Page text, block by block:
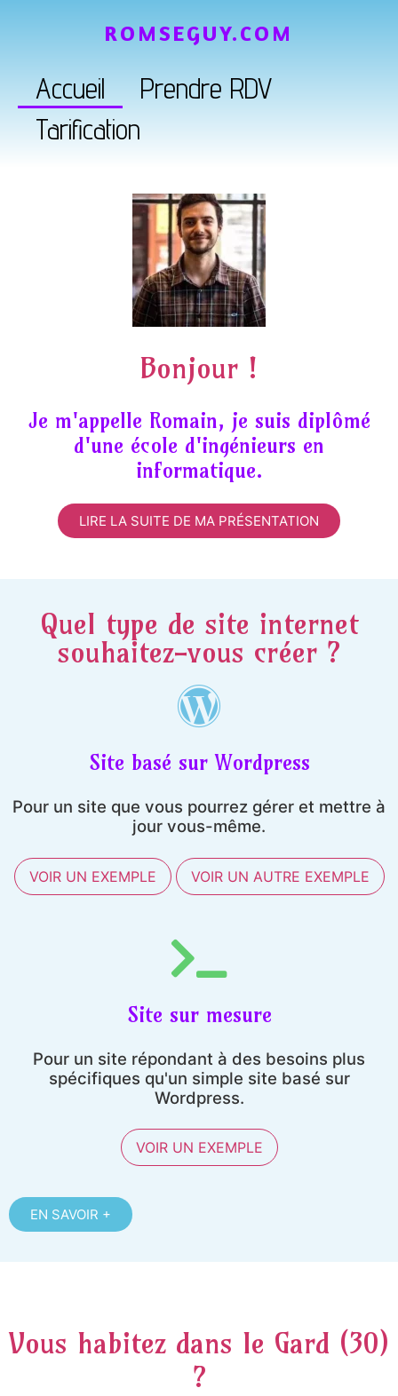
Accueil
Prendre RDV
Tarification
ROMSEGUY.COM
Bonjour !
Je m'appelle Romain, je suis diplômé
d'une école d'ingénieurs en
informatique.
LIRE LA SUITE DE MA PRÉSENTATION
Quel type de site internet
souhaitez-vous créer ?
Site basé sur Wordpress
Pour un site que vous pourrez gérer et mettre à
jour vous-même.
VOIR UN EXEMPLE VOIR UN AUTRE EXEMPLE
Site sur mesure
Pour un site répondant à des besoins plus
spécifiques qu'un simple site basé sur
Wordpress.
VOIR UN EXEMPLE
EN SAVOIR +
Vous habitez dans le Gard (30)
?